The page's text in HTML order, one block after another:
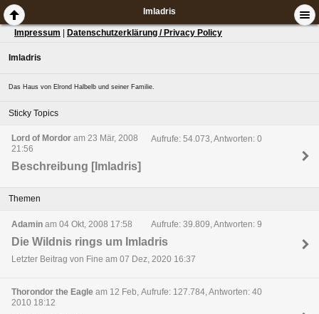
Imladris
Impressum Datenschutzerklärung / Privacy Policy
Imladris
Das Haus von Elrond Halbelb und seiner Familie.
Sticky Topics
Lord of Mordor am 23 Mär, 2008
21:56
Aufrufe: 54.073, Antworten: 0
Beschreibung [Imladris]
Themen
Adamin am 04 Okt, 2008 17:58 Aufrufe: 39.809, Antworten: 9
Die Wildnis rings um Imladris
Letzter Beitrag von Fine am 07 Dez, 2020 16:37
Thorondor the Eagle am 12 Feb,
2010 18:12
Aufrufe: 127.784, Antworten: 40